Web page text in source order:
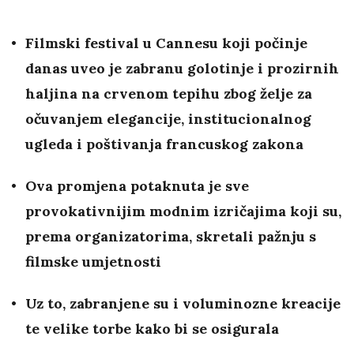
Filmski festival u Cannesu koji počinje
danas uveo je zabranu golotinje i prozirnih
haljina na crvenom tepihu zbog želje za
očuvanjem elegancije, institucionalnog
ugleda i poštivanja francuskog zakona
Ova promjena potaknuta je sve
provokativnijim modnim izričajima koji su,
prema organizatorima, skretali pažnju s
filmske umjetnosti
Uz to, zabranjene su i voluminozne kreacije
te velike torbe kako bi se osigurala